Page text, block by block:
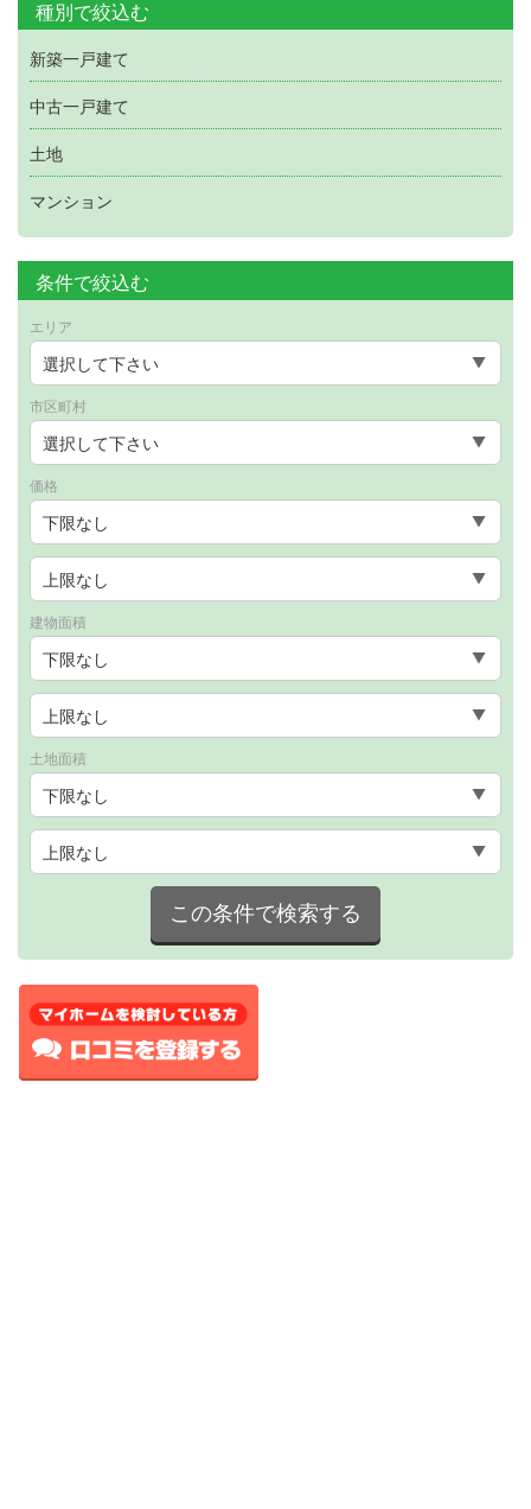
種別で絞込む
新築一戸建て
中古一戸建て
土地
マンション
条件で絞込む
エリア
市区町村
価格
建物面積
土地面積
この条件で検索する